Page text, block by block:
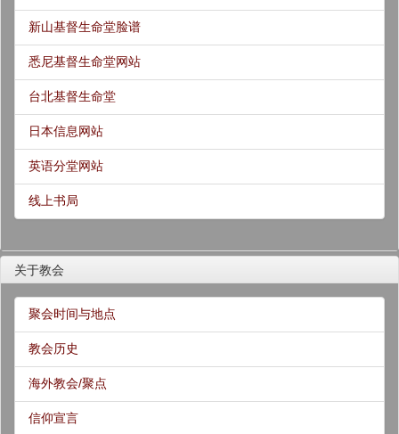
新山基督生命堂脸谱
悉尼基督生命堂网站
台北基督生命堂
日本信息网站
英语分堂网站
线上书局
关于教会
聚会时间与地点
教会历史
海外教会/聚点
信仰宣言